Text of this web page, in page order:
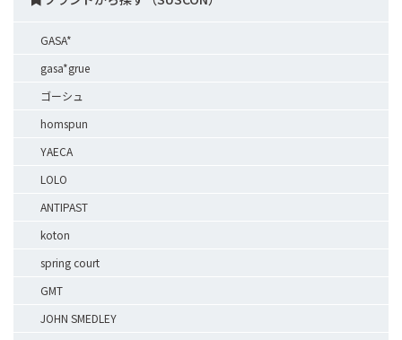
GASA*
gasa*grue
ゴーシュ
homspun
YAECA
LOLO
ANTIPAST
koton
spring court
GMT
JOHN SMEDLEY